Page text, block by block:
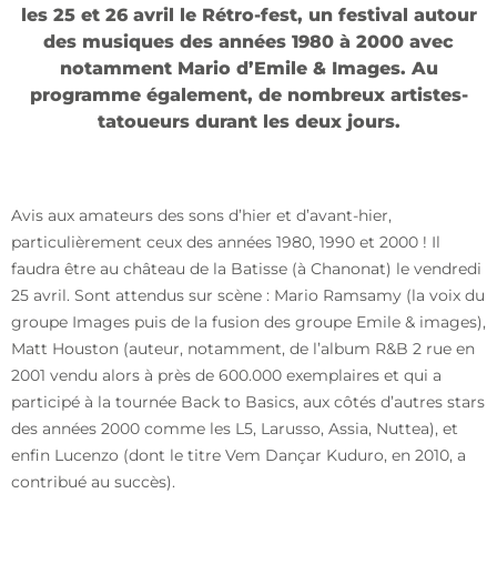
les 25 et 26 avril le Rétro-fest, un festival autour
des musiques des années 1980 à 2000 avec
notamment Mario d’Emile & Images. Au
programme également, de nombreux artistes-
tatoueurs durant les deux jours.
Avis aux amateurs des sons d’hier et d’avant-hier,
particulièrement ceux des années 1980, 1990 et 2000 ! Il
faudra être au château de la Batisse (à Chanonat) le vendredi
25 avril. Sont attendus sur scène : Mario Ramsamy (la voix du
groupe Images puis de la fusion des groupe Emile & images),
Matt Houston (auteur, notamment, de l’album R&B 2 rue en
2001 vendu alors à près de 600.000 exemplaires et qui a
participé à la tournée Back to Basics, aux côtés d’autres stars
des années 2000 comme les L5, Larusso, Assia, Nuttea), et
enfin Lucenzo (dont le titre Vem Dançar Kuduro, en 2010, a
contribué au succès).